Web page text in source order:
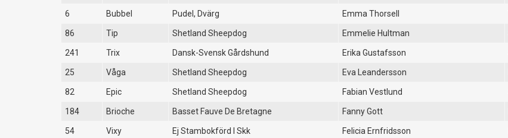
6 Bubbel Pudel, Dvärg Emma Thorsell
86 Tip Shetland Sheepdog Emmelie Hultman
241 Trix Dansk-Svensk Gårdshund Erika Gustafsson
25 Våga Shetland Sheepdog Eva Leandersson
82 Epic Shetland Sheepdog Fabian Vestlund
184 Brioche Basset Fauve De Bretagne Fanny Gott
54 Vixy Ej Stambokförd I Skk Felicia Ernfridsson